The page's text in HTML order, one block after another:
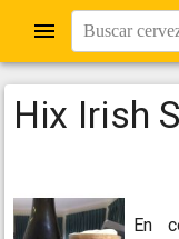
Buscar
Hix Irish
En